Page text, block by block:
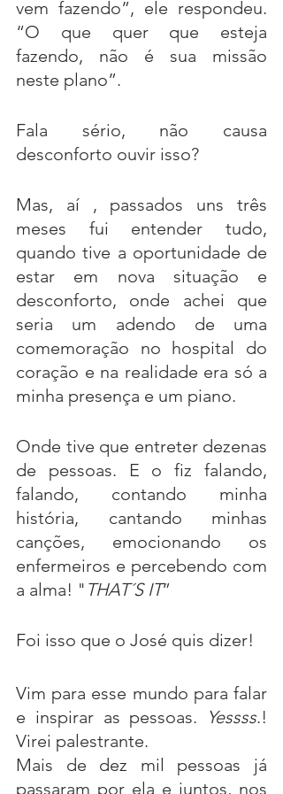
vem fazendo”, ele respondeu.
“O que quer que esteja
fazendo, não é sua missão
neste plano”.
Fala sério, não causa
desconforto ouvir isso?
Mas, aí , passados uns três
meses fui entender tudo,
quando tive a oportunidade de
estar em nova situação e
desconforto, onde achei que
seria um adendo de uma
comemoração no hospital do
coração e na realidade era só a
minha presença e um piano.
Onde tive que entreter dezenas
de pessoas. E o fiz falando,
falando, contando minha
história, cantando minhas
canções, emocionando os
enfermeiros e percebendo com
a alma! " THAT´S IT”
Foi isso que o José quis dizer!
Vim para esse mundo para falar
e inspirar as pessoas.
Yessss.!
Virei palestrante.
Mais de dez mil pessoas já
passaram por ela e juntos, nos